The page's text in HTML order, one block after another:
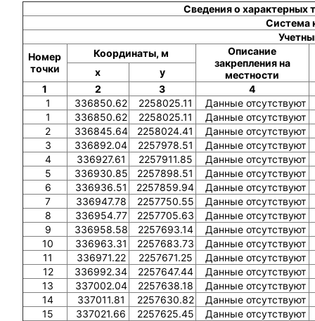
Сведения о характерных
Система
Номер
точки
Координаты, м
Описание
закрепления на
местности
x
y
1
2 3
4
1
336850.62 2258025.11
Данные отсутствуют
1
336850.62 2258025.11
Данные отсутствуют
2
336845.64 2258024.41
Данные отсутствуют
3
336892.04 2257978.51
Данные отсутствуют
4
336927.61 2257911.85
Данные отсутствуют
5
336930.85 2257898.51
Данные отсутствуют
6
336936.51 2257859.94
Данные отсутствуют
7
336947.78 2257750.55
Данные отсутствуют
8
336954.77 2257705.63
Данные отсутствуют
9
336958.58 2257693.14
Данные отсутствуют
10
336963.31 2257683.73
Данные отсутствуют
11
336971.22 2257671.25
Данные отсутствуют
12
336992.34 2257647.44
Данные отсутствуют
13
337002.04 2257638.18
Данные отсутствуют
14
337011.81 2257630.82
Данные отсутствуют
15
337021.66 2257625.45
Данные отсутствуют